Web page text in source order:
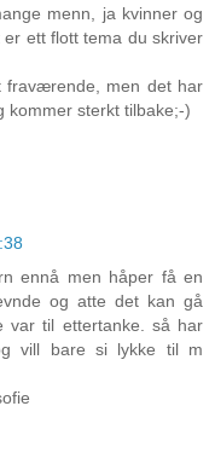
menn, ja kvinner og
ett flott tema du skriver
fraværende, men det har
kommer sterkt tilbake;-)
ennå men håper få en
og atte det kan gå
var til ettertanke. så har
vill bare si lykke til m